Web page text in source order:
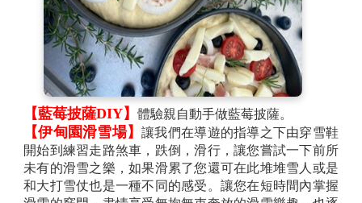
【藍莓披薩DIY】 體驗親自動手做藍莓披薩。
【伊甸園滑雪場】讓我們在導遊的指導之下由穿雪鞋
開始到練習走路煞車，跌倒，滑行，讓您嘗試一下前所
未有的滑雪之樂，如果滑累了您還可在此堆堆雪人或是
和大打雪仗也是一種不同的感受。讓您在短時間內掌握